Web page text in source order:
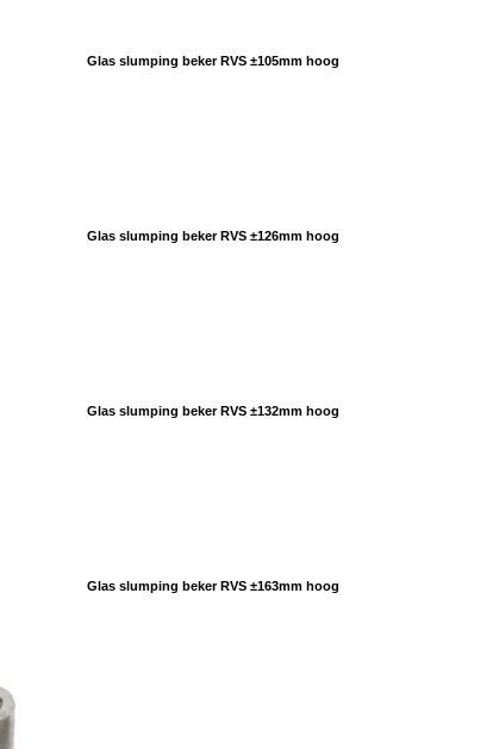
Glas slumping beker RVS ±105mm hoog
Glas slumping beker RVS ±126mm hoog
Glas slumping beker RVS ±132mm hoog
Glas slumping beker RVS ±163mm hoog